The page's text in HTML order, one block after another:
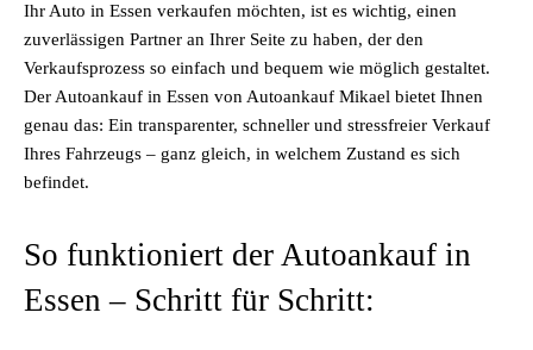
Ihr Auto in Essen verkaufen möchten, ist es wichtig, einen
zuverlässigen Partner an Ihrer Seite zu haben, der den
Verkaufsprozess so einfach und bequem wie möglich gestaltet.
Der Autoankauf in Essen von Autoankauf Mikael bietet Ihnen
genau das: Ein transparenter, schneller und stressfreier Verkauf
Ihres Fahrzeugs – ganz gleich, in welchem Zustand es sich
befindet.
So funktioniert der Autoankauf in
Essen – Schritt für Schritt: